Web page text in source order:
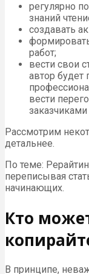
регулярно
знаний
создавать
работ;
вести свои
автор будет
вести
Рассмотрим
детальнее.
По теме:
переписывая
начинающих.
Кто
В принципе,